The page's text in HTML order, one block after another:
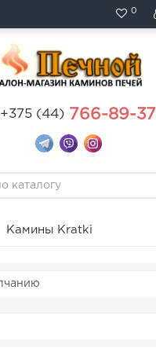
0
+375 (44) 766-89-37
Камины Kratki